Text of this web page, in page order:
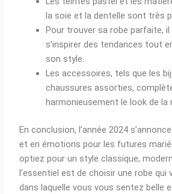
la soie et la dentelle sont très
Pour trouver sa robe parfaite,
s’inspirer des tendances tout
son style.
Les accessoires, tels que les
chaussures assorties,
harmonieusement le look de la
En conclusion, l’année 2024
et en émotions pour les futures
optiez pour un style classique,
l’essentiel est de choisir une robe qui
dans laquelle vous vous sentez belle